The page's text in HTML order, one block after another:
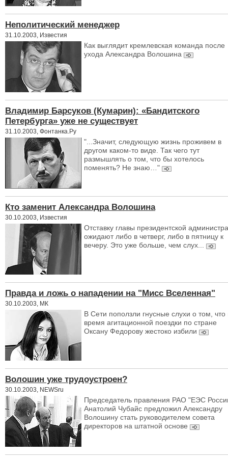
Неполитический менеджер
31.10.2003, Известия
Как выглядит кремлевская команда после
ухода Александра Волошина
Владимир Барсуков (Кумарин): «Бандитского
Петербурга» уже не существует
31.10.2003, Фонтанка.Ру
"...Значит, следующую жизнь проживем в
другом каком-то виде. Так чего тут
размышлять о том, что бы хотелось
поменять? Не знаю…"
Кто заменит Александра Волошина
30.10.2003, Известия
Отставку главы президентской
ожидают либо в четверг, либо в пятницу к
вечеру. Это уже больше, чем слух...
Правда и ложь о нападении на "Мисс Вселенная"
30.10.2003, МК
В Сети поползли гнусные слухи о том, что
время агитационной поездки по стране
Оксану Федорову жестоко избили
Волошин уже трудоустроен?
30.10.2003, NEWSru
Председатель правления РАО "ЕЭС
Анатолий Чубайс предложил Александру
Волошину стать руководителем совета
директоров на штатной основе